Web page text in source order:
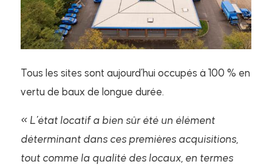
Tous les sites sont aujourd’hui occupés à 100 % en
vertu de baux de longue durée.
« L’état locatif a bien sûr été un élément
déterminant dans ces premières acquisitions,
tout comme la qualité des locaux, en termes